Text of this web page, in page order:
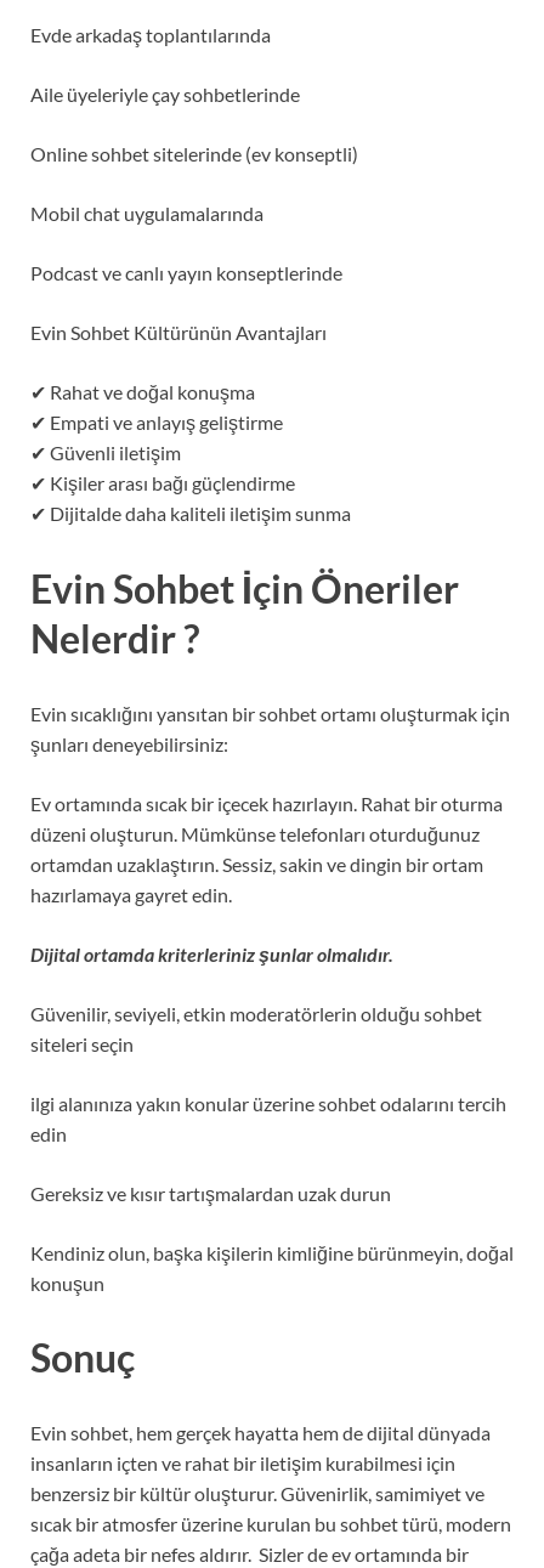
Evde arkadaş toplantılarında
Aile üyeleriyle çay sohbetlerinde
Online sohbet sitelerinde (ev konseptli)
Mobil chat uygulamalarında
Podcast ve canlı yayın konseptlerinde
Evin Sohbet Kültürünün Avantajları
✔ Rahat ve doğal konuşma
✔ Empati ve anlayış geliştirme
✔ Güvenli iletişim
✔ Kişiler arası bağı güçlendirme
✔ Dijitalde daha kaliteli iletişim sunma
Evin Sohbet İçin Öneriler
Nelerdir ?
Evin sıcaklığını yansıtan bir sohbet ortamı oluşturmak için
şunları deneyebilirsiniz:
Ev ortamında sıcak bir içecek hazırlayın. Rahat bir oturma
düzeni oluşturun. Mümkünse telefonları oturduğunuz
ortamdan uzaklaştırın. Sessiz, sakin ve dingin bir ortam
hazırlamaya gayret edin.
Dijital ortamda kriterleriniz şunlar olmalıdır.
Güvenilir, seviyeli, etkin moderatörlerin olduğu sohbet
siteleri seçin
ilgi alanınıza yakın konular üzerine sohbet odalarını tercih
edin
Gereksiz ve kısır tartışmalardan uzak durun
Kendiniz olun, başka kişilerin kimliğine bürünmeyin, doğal
konuşun
Sonuç
Evin sohbet, hem gerçek hayatta hem de dijital dünyada
insanların içten ve rahat bir iletişim kurabilmesi için
benzersiz bir kültür oluşturur. Güvenirlik, samimiyet ve
sıcak bir atmosfer üzerine kurulan bu sohbet türü, modern
çağa adeta bir nefes aldırır. Sizler de ev ortamında bir